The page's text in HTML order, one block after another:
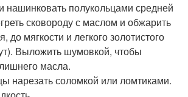
нашинковать полукольцами средней
сковороду с маслом и обжарить
до мягкости и легкого золотистого
Выложить шумовкой, чтобы
масла.
нарезать соломкой или ломтиками.